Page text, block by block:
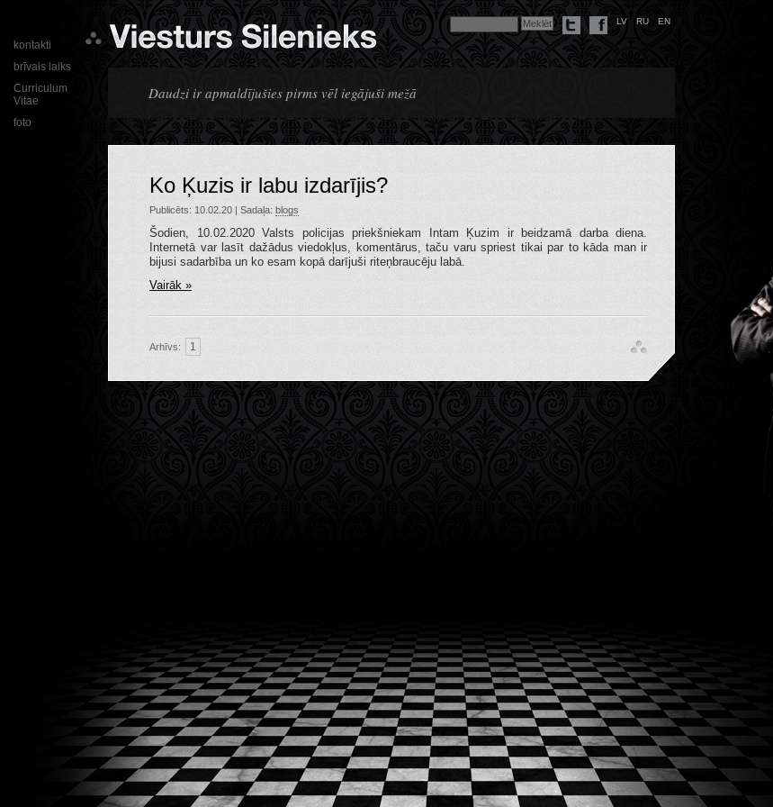
LV RU EN
Daudzi ir apmaldījušies pirms vēl iegājuši mežā
kontakti
brīvais laiks
Curriculum
Vitae
foto
Ko Ķuzis ir labu izdarījis?
Publicēts: 10.02.20 | Sadaļa: blogs
Šodien, 10.02.2020 Valsts policijas priekšniekam Intam Ķuzim ir beidzamā darba diena.
Internetā var lasīt dažādus viedokļus, komentārus, taču varu spriest tikai par to kāda man ir
bijusi sadarbība un ko esam kopā darījuši riteņbraucēju labā.
Vairāk »
Arhīvs: 1